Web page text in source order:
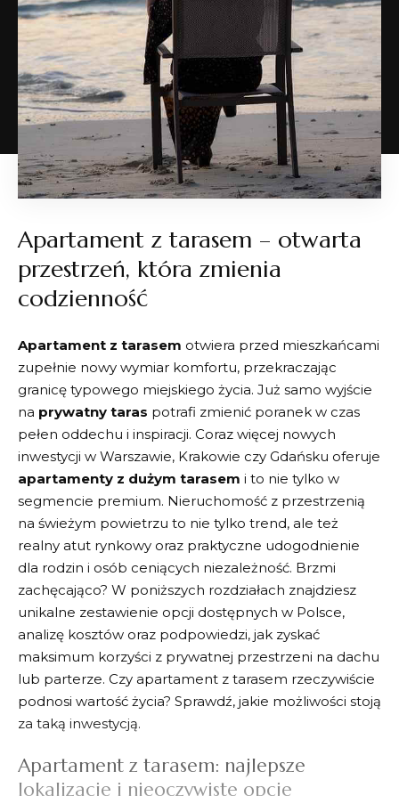
Apartament z tarasem – otwarta
przestrzeń, która zmienia
codzienność
Apartament z tarasem otwiera przed mieszkańcami
zupełnie nowy wymiar komfortu, przekraczając
granicę typowego miejskiego życia. Już samo wyjście
na prywatny taras potrafi zmienić poranek w czas
pełen oddechu i inspiracji. Coraz więcej nowych
inwestycji w Warszawie, Krakowie czy Gdańsku oferuje
apartamenty z dużym tarasem i to nie tylko w
segmencie premium. Nieruchomość z przestrzenią
na świeżym powietrzu to nie tylko trend, ale też
realny atut rynkowy oraz praktyczne udogodnienie
dla rodzin i osób ceniących niezależność. Brzmi
zachęcająco? W poniższych rozdziałach znajdziesz
unikalne zestawienie opcji dostępnych w Polsce,
analizę kosztów oraz podpowiedzi, jak zyskać
maksimum korzyści z prywatnej przestrzeni na dachu
lub parterze. Czy apartament z tarasem rzeczywiście
podnosi wartość życia? Sprawdź, jakie możliwości stoją
za taką inwestycją.
Apartament z tarasem: najlepsze
lokalizacje i nieoczywiste opcje